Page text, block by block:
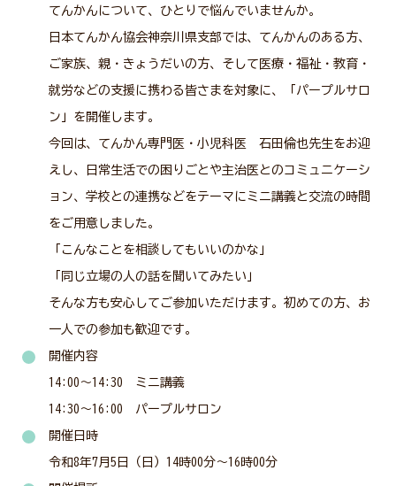
てんかんについて、ひとりで悩んでいませんか。
日本てんかん協会神奈川県支部では、てんかんのある方、
ご家族、親・きょうだいの方、そして医療・福祉・教育・
就労などの支援に携わる皆さまを対象に、「パープルサロ
ン」を開催します。
今回は、てんかん専門医・小児科医 石田倫也先生をお迎
えし、日常生活での困りごとや主治医とのコミュニケーシ
ョン、学校との連携などをテーマにミニ講義と交流の時間
をご用意しました。
「こんなことを相談してもいいのかな」
「同じ立場の人の話を聞いてみたい」
そんな方も安心してご参加いただけます。初めての方、お
一人での参加も歓迎です。
開催内容
14:00～14:30 ミニ講義
14:30～16:00 パープルサロン
開催日時
令和8年7月5日（日）14時00分～16時00分
会員・関係者専用ページ
災害関連情報
ニュース
福祉タイムズ
福祉に関する図書のあっせん・紹介
神奈川県社協公式SNS
採用情報